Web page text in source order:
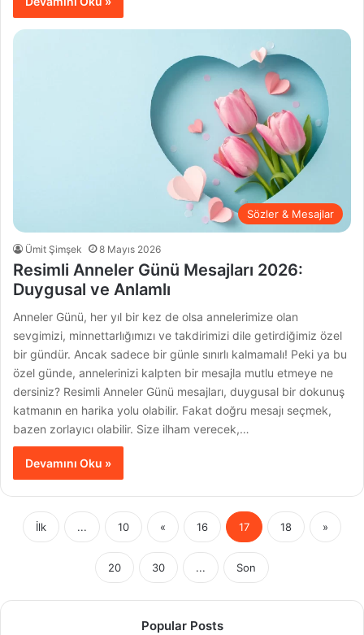
Sözler & Mesajlar
Ümit Şimşek 8 Mayıs 2026
Resimli Anneler Günü Mesajları 2026:
Duygusal ve Anlamlı
Anneler Günü, her yıl bir kez de olsa annelerimize olan
sevgimizi, minnettarlığımızı ve takdirimizi dile getirdiğimiz özel
bir gündür. Ancak sadece bir günle sınırlı kalmamalı! Peki ya bu
özel günde, annelerinizi kalpten bir mesajla mutlu etmeye ne
dersiniz? Resimli Anneler Günü mesajları, duygusal bir dokunuş
katmanın en harika yolu olabilir. Fakat doğru mesajı seçmek,
bazen zorlayıcı olabilir. Size ilham verecek,…
Devamını Oku »
İlk ... 10 « 16 17 18 »
20 30 ... Son
Popular Posts